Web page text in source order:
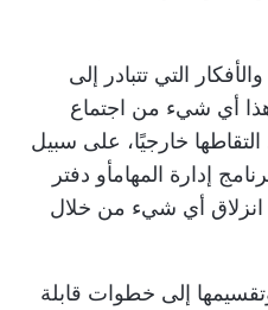
والأفكار التي تتبادر إلى
أي شيء من اجتماع
خارجيًا، على سبيل
إدارة المهامأو دفتر
أي شيء من خلال
إلى خطوات قابلة